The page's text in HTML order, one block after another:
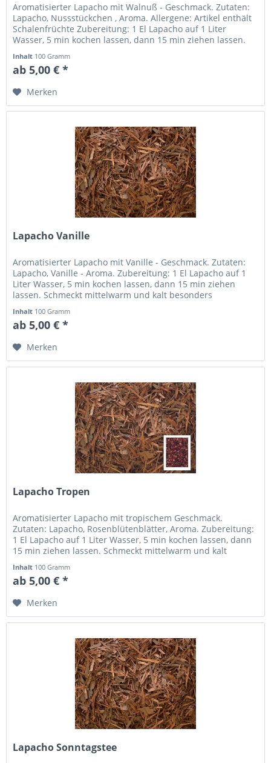
Aromatisierter Lapacho mit Walnuß - Geschmack. Zutaten:
Lapacho, Nussstückchen , Aroma. Allergene: Artikel enthält
Schalenfrüchte Zubereitung: 1 El Lapacho auf 1 Liter
Wasser, 5 min kochen lassen, dann 15 min ziehen lassen.
Inhalt 100 Gramm
ab 5,00 € *
Merken
Lapacho Vanille
Aromatisierter Lapacho mit Vanille - Geschmack. Zutaten:
Lapacho, Vanille - Aroma. Zubereitung: 1 El Lapacho auf 1
Liter Wasser, 5 min kochen lassen, dann 15 min ziehen
lassen. Schmeckt mittelwarm und kalt besonders
Inhalt 100 Gramm
ab 5,00 € *
Merken
Lapacho Tropen
Aromatisierter Lapacho mit tropischem Geschmack.
Zutaten: Lapacho, Rosenblütenblätter, Aroma. Zubereitung:
1 El Lapacho auf 1 Liter Wasser, 5 min kochen lassen, dann
15 min ziehen lassen. Schmeckt mittelwarm und kalt
Inhalt 100 Gramm
ab 5,00 € *
Merken
Lapacho Sonntagstee